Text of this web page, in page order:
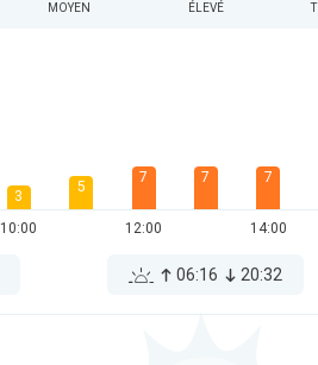
MOYEN ÉLEVÉ
3
10:00
5
7
12:00
7 7
14:00
06:16 20:32